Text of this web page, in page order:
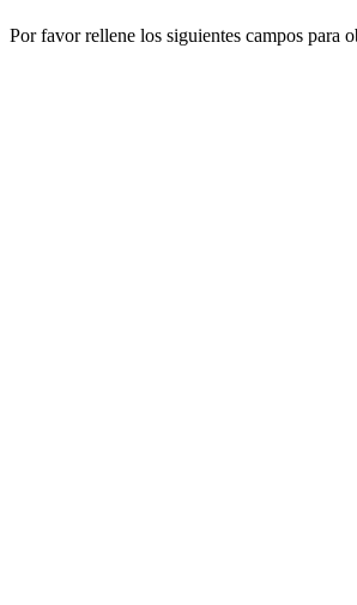
Por favor rellene los siguientes campos para